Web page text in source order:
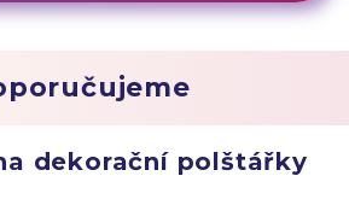
dekorační polštářky